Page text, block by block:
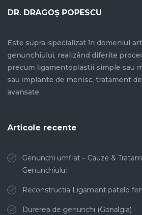
DR. DRAGOȘ POPESCU
Este supra-specializat în domeniul
genunchiului, realizând diferite
precum ligamentoplastii simple sau
sau implante de menisc, tratament
avansate.
Articole recente
Genunchi umflat – Cauze &
Genunchiului
Reconstructia Ligament patelo
Durerea de genunchi (Gonalgia)